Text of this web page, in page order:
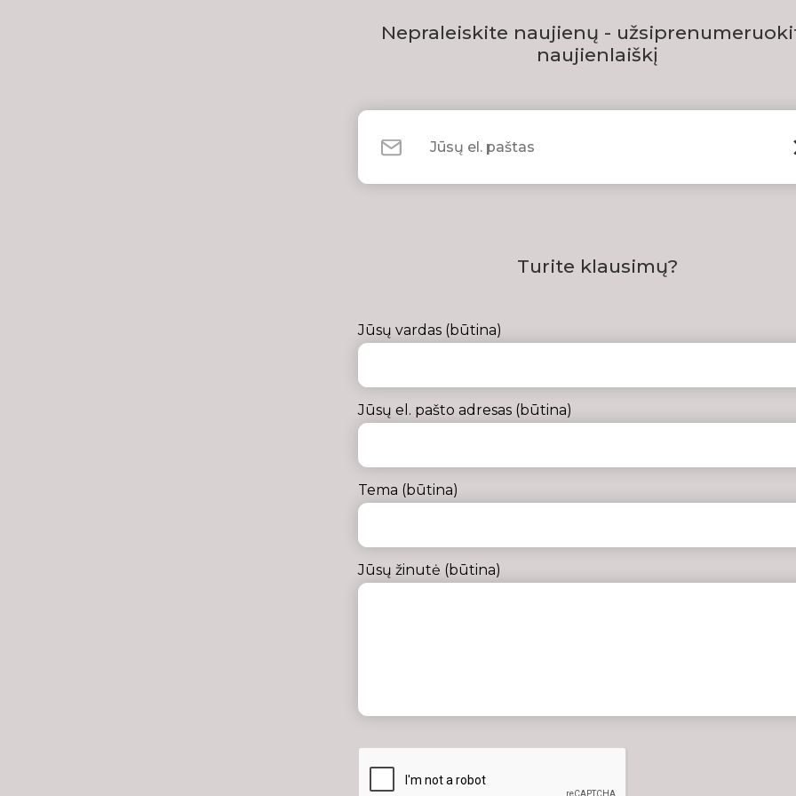
Nepraleiskite naujienų -
naujienlaiškį
Turite klausimų?
Jūsų vardas (būtina)
Jūsų el. pašto adresas (būtina)
Tema (būtina)
Jūsų žinutė (būtina)